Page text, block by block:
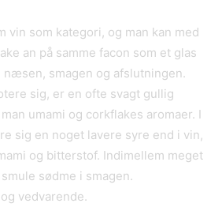
vin som kategori, og man kan med
an på samme facon som et glas
smagen og afslutningen.
sig, er en ofte svagt gullig
umami og corkflakes aromaer. I
sig en noget lavere syre end i vin,
og bitterstof. Indimellem meget
sødme i smagen.
vedvarende.